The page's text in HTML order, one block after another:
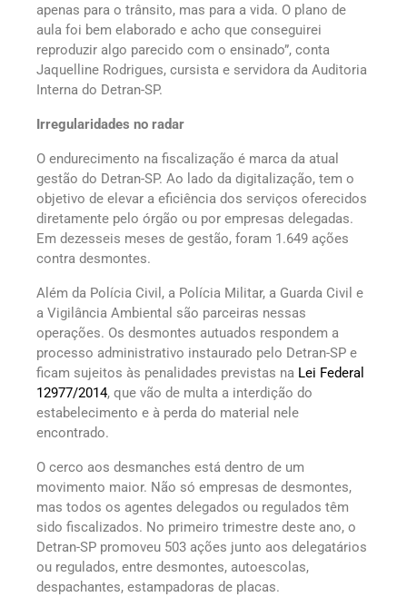
apenas para o trânsito, mas para a vida. O plano de
aula foi bem elaborado e acho que conseguirei
reproduzir algo parecido com o ensinado”, conta
Jaquelline Rodrigues, cursista e servidora da Auditoria
Interna do Detran-SP.
Irregularidades no radar
O endurecimento na fiscalização é marca da atual
gestão do Detran-SP. Ao lado da digitalização, tem o
objetivo de elevar a eficiência dos serviços oferecidos
diretamente pelo órgão ou por empresas delegadas.
Em dezesseis meses de gestão, foram 1.649 ações
contra desmontes.
Além da Polícia Civil, a Polícia Militar, a Guarda Civil e
a Vigilância Ambiental são parceiras nessas
operações. Os desmontes autuados respondem a
processo administrativo instaurado pelo Detran-SP e
ficam sujeitos às penalidades previstas na Lei Federal
12977/2014, que vão de multa a interdição do
estabelecimento e à perda do material nele
encontrado.
O cerco aos desmanches está dentro de um
movimento maior. Não só empresas de desmontes,
mas todos os agentes delegados ou regulados têm
sido fiscalizados. No primeiro trimestre deste ano, o
Detran-SP promoveu 503 ações junto aos delegatários
ou regulados, entre desmontes, autoescolas,
despachantes, estampadoras de placas.